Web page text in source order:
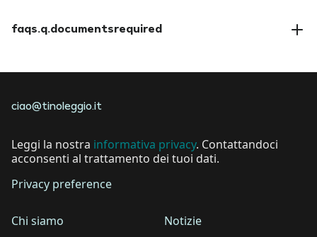
faqs.q.documentsrequired
ciao@tinoleggio.it
Leggi la nostra informativa privacy. Contattandoci
acconsenti al trattamento dei tuoi dati.
Privacy preference
Chi siamo
Notizie